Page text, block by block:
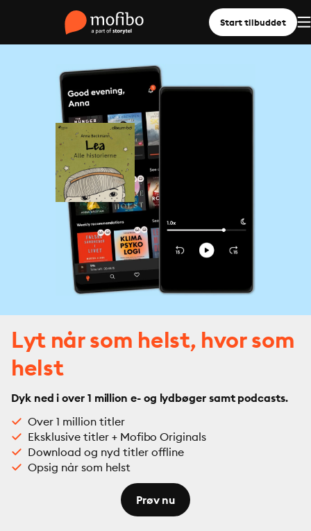
Start tilbuddet
Lyt når som helst, hvor som
helst
Dyk ned i over 1 million e- og lydbøger samt podcasts.
Over 1 million titler
Eksklusive titler + Mofibo Originals
Download og nyd titler offline
Opsig når som helst
Prøv nu